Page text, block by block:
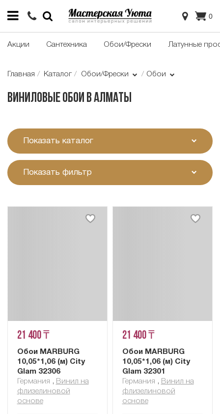
0
Акции Сантехника Обои/Фрески Латунные
Главная Каталог Обои/Фрески Обои
Виниловые обои в Алматы
Показать каталог
Показать фильтр
21 400 ₸
Обои MARBURG
10,05*1,06 (м) City
Glam 32306
Германия , Винил на
флизелиновой
основе
21 400 ₸
Обои MARBURG
10,05*1,06 (м) City
Glam 32301
Германия , Винил на
флизелиновой
основе